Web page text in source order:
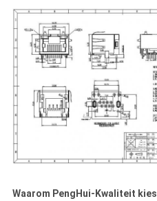
Waarom PengHui-Kwaliteit kies